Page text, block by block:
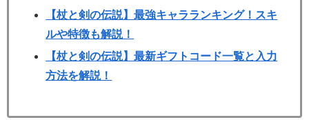
【杖と剣の伝説】最強キャラランキング！スキ
ルや特徴も解説！
【杖と剣の伝説】最新ギフトコード一覧と入力
方法を解説！